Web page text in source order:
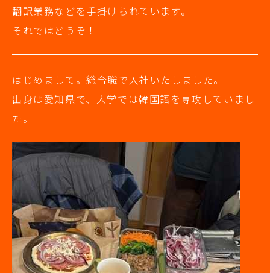
翻訳業務などを手掛けられています。
それではどうぞ！
はじめまして。総合職で入社いたしました。
出身は愛知県で、大学では韓国語を専攻していまし
た。